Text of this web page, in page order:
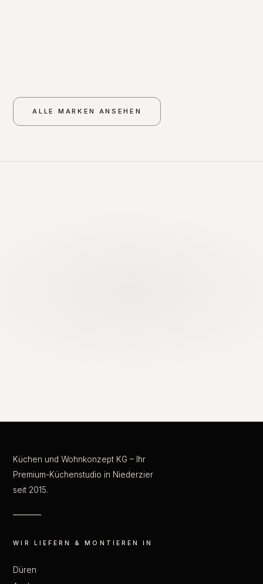
ALLE MARKEN ANSEHEN
Küchen und Wohnkonzept KG – Ihr
Premium-Küchenstudio in Niederzier
seit 2015.
WIR LIEFERN & MONTIEREN IN
Düren